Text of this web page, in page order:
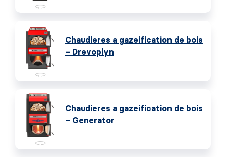
Chaudieres a gazeification de bois
– Drevoplyn
Chaudieres a gazeification de bois
– Generator